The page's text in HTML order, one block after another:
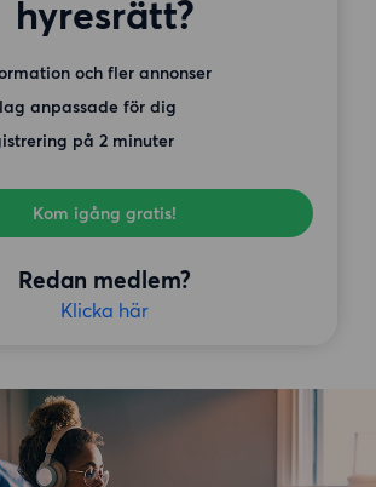
hyresrätt?
och fler annonser
anpassade för dig
på 2 minuter
Kom igång gratis!
Redan medlem?
Klicka här